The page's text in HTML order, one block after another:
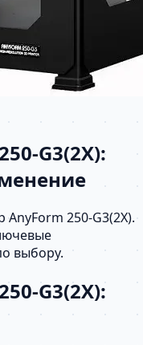
250‑G3(2X).
выбору.